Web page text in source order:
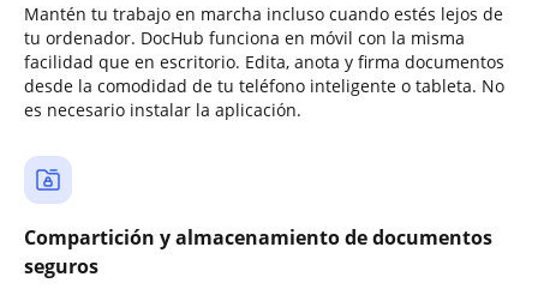
Mantén tu trabajo en marcha incluso cuando estés lejos de
tu ordenador. DocHub funciona en móvil con la misma
facilidad que en escritorio. Edita, anota y firma documentos
desde la comodidad de tu teléfono inteligente o tableta. No
es necesario instalar la aplicación.
Compartición y almacenamiento de documentos
seguros